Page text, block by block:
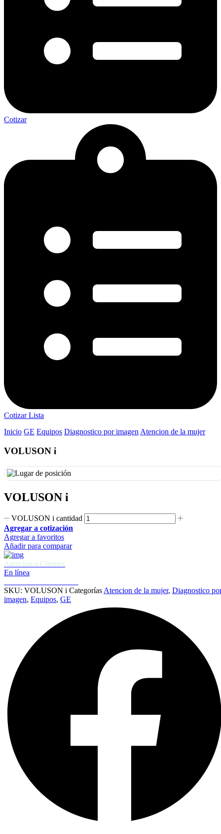
Cotizar
Cotizar Lista
Inicio GE Equipos Diagnostico por imagen Atencion de la mujer
VOLUSON i
VOLUSON i
VOLUSON i cantidad
Agregar a cotización
Agregar a favoritos
Añadir para comparar
Atención a Clientes
En línea
SKU: VOLUSON i CategoríasAtencion de la mujer, Diagnostico
imagen, Equipos, GE